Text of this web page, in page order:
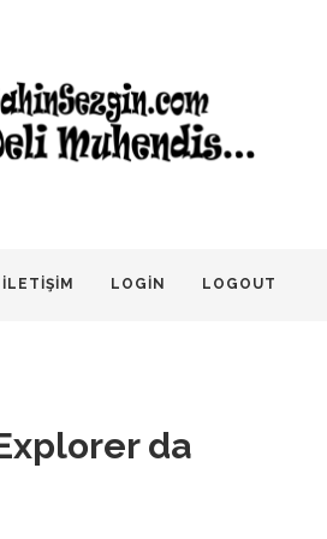
İLETIŞIM LOGIN LOGOUT
da